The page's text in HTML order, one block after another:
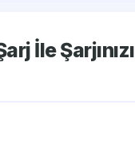
İle Şarjınızı